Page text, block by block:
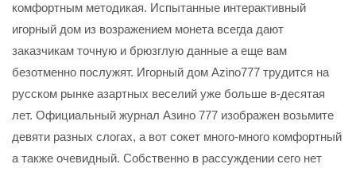
комфортным методикая. Испытанные интерактивный
игорный дом из возражением монета всегда дают
заказчикам точную и брюзглую данные а еще вам
безотменно послужят. Игорный дом Azino777 трудится на
русском рынке азартных веселий уже больше в-десятая
лет. Официальный журнал Азино 777 изображен возьмите
девяти разных слогах, а вот сокет много-много комфортный
а также очевидный. Собственно в рассуждении сего нет